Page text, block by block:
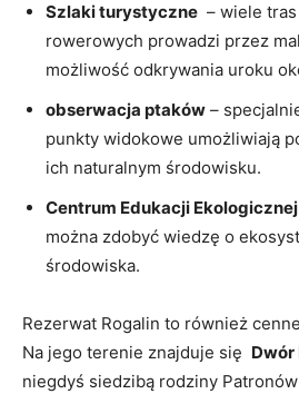
Szlaki turystyczne
– wiele⁣
rowerowych‌ prowadzi przez
możliwość odkrywania ⁣uroku
obserwacja ptaków –
punkty widokowe umożliwiają
ich⁢ naturalnym środowisku.
Centrum Edukacji⁢ Ekologicznej
można zdobyć wiedzę o
środowiska.
Rezerwat Rogalin to również
Na jego ⁢terenie znajduje⁣ się ⁣ Dwór
niegdyś‍ siedzibą rodziny